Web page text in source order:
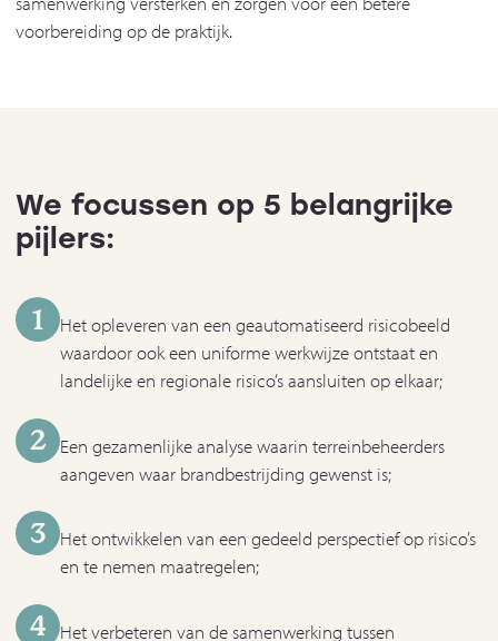
voorbereiding op de praktijk.
We focussen op 5 belangrijke
pijlers:
1
Het opleveren van een geautomatiseerd risicobeeld
waardoor ook een uniforme werkwijze ontstaat en
landelijke en regionale risico’s aansluiten op elkaar;
2
Een gezamenlijke analyse waarin terreinbeheerders
aangeven waar brandbestrijding gewenst is;
3
Het ontwikkelen van een gedeeld perspectief op risico’s
en te nemen maatregelen;
4 Het verbeteren van de samenwerking tussen